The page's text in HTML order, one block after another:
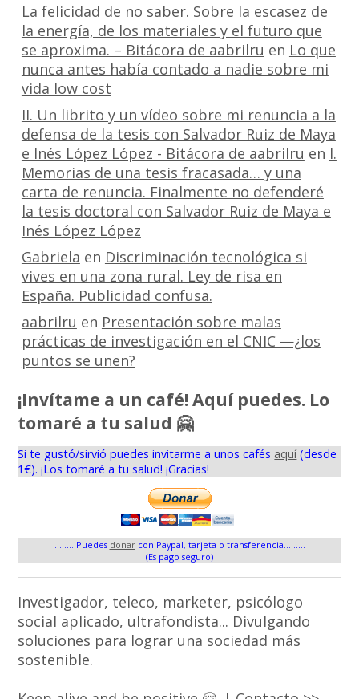
La felicidad de no saber. Sobre la escasez de
la energía, de los materiales y el futuro que
se aproxima. – Bitácora de aabrilru en Lo que
nunca antes había contado a nadie sobre mi
vida low cost
II. Un librito y un vídeo sobre mi renuncia a la
defensa de la tesis con Salvador Ruiz de Maya
e Inés López López - Bitácora de aabrilru en I.
Memorias de una tesis fracasada… y una
carta de renuncia. Finalmente no defenderé
la tesis doctoral con Salvador Ruiz de Maya e
Inés López López
Gabriela en Discriminación tecnológica si
vives en una zona rural. Ley de risa en
España. Publicidad confusa.
aabrilru en Presentación sobre malas
prácticas de investigación en el CNIC —¿los
puntos se unen?
¡Invítame a un café! Aquí puedes. Lo
tomaré a tu salud 🤗
Si te gustó/sirvió puedes invitarme a unos cafés aquí(desde
1€). ¡Los tomaré a tu salud! ¡Gracias!
.........Puedes donarcon Paypal, tarjeta o transferencia.........
(Es pago seguro)
Investigador, teleco, marketer, psicólogo
social aplicado, ultrafondista... Divulgando
soluciones para lograr una sociedad más
sostenible.